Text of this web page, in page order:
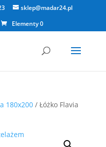
sklep@madar24.pl
Elementy 0
180x200/ Łóżko Flavia